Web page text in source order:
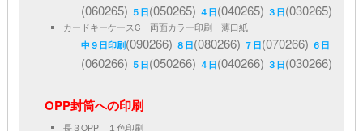
(060265) ５日(050265) ４日(040265) ３日(030265)
カードキーケースC 両面カラー印刷 薄口紙
中９日印刷(090266) ８日(080266) ７日(070266) ６日
(060266) ５日(050266) ４日(040266) ３日(030266)
OPP封筒への印刷
長３OPP １色印刷